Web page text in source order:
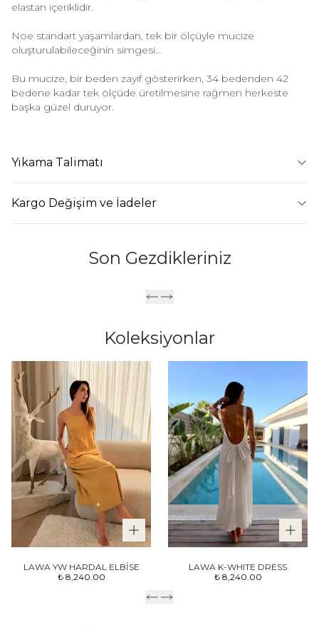
elastan içeriklidir.
Noe standart yaşamlardan, tek bir ölçüyle mucize
oluşturulabileceğinin simgesi…
Bu mucize, bir beden zayıf gösterirken, 34 bedenden 42
bedene kadar tek ölçüde üretilmesine rağmen herkeste
başka güzel duruyor.
Yıkama Talimatı
Kargo Değişim ve İadeler
Son Gezdikleriniz
Koleksiyonlar
LAWA YW HARDAL ELBİSE
₺ 8,240.00
LAWA K-WHITE DRESS
₺ 8,240.00